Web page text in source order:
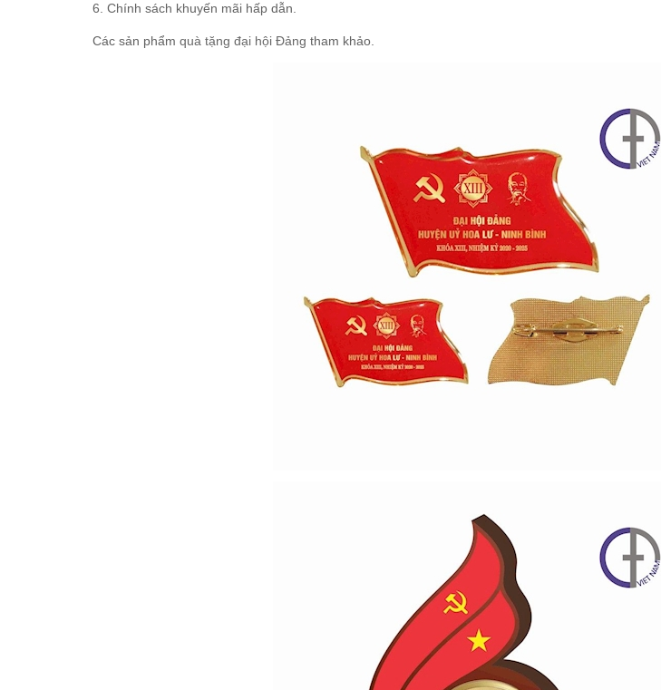
6. Chính sách khuyến mãi hấp dẫn.
Các sản phẩm quà tặng đại hội Đảng tham khảo.